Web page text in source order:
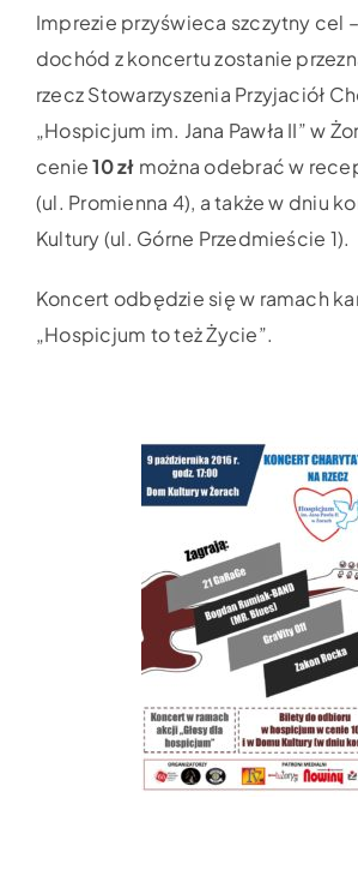
Imprezie przyświeca szczytny cel
dochód z koncertu zostanie
rzecz Stowarzyszenia Przyjaciół
„Hospicjum im. Jana Pawła II” w
cenie10 zł można odebrać w
(ul. Promienna 4), a także w dniu
Kultury (ul. Górne Przedmieście 1).
Koncert odbędzie się w ramach
„Hospicjum to też Życie”.